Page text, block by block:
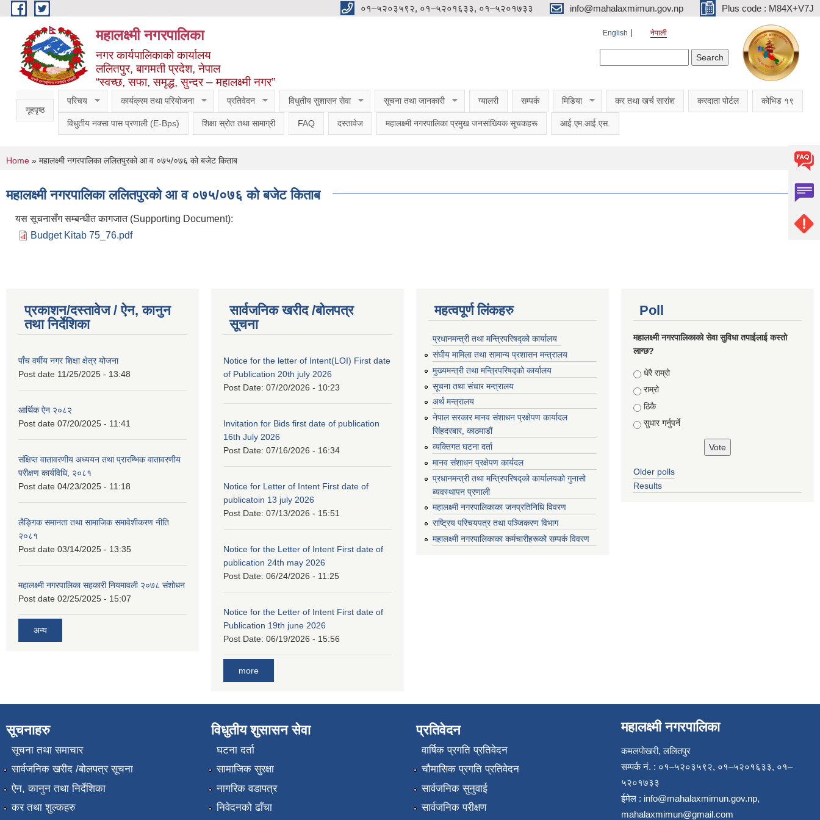
Skip to main content ०१–५२०३५९२, ०१–५२०१६३३, ०१–५२०१७३३ info@mahalaxmimun.gov.np Plus code : M84X+V7J
महालक्ष्मी नगरपालिका
नगर कार्यपालिकाको कार्यालय
ललितपुर, बागमती प्रदेश, नेपाल
“स्वच्छ, सफा, समृद्ध, सुन्दर – महालक्ष्मी नगर”
English नेपाली
गृहपृष्ठ
परिचय कार्यक्रम तथा परियोजना प्रतिवेदन विधुतीय सुशासन सेवा सूचना तथा जानकारी ग्यालरी सम्पर्क मिडिया कर तथा खर्च सारांश करदाता पोर्टल कोभिड १९
विधुतीय नक्सा पास प्रणाली (E-Bps) शिक्षा स्रोत तथा सामाग्री FAQ दस्तावेज महालक्ष्मी नगरपालिका प्रमुख जनसांख्यिक सूचकहरू आई.एम.आई.एस.
You are here
Home » महालक्ष्मी नगरपालिका ललितपुरको आ व ०७५/०७६ को बजेट किताब
महालक्ष्मी नगरपालिका ललितपुरको आ व ०७५/०७६ को बजेट किताब
यस सूचनासँग सम्बन्धीत कागजात (Supporting Document):
Budget Kitab 75_76.pdf
प्रकाशन/दस्तावेज / ऐन, कानुन
तथा निर्देशिका
पाँच वर्षीय नगर शिक्षा क्षेत्र योजना
Post date 11/25/2025 - 13:48
आर्थिक ऐन २०८२
Post date 07/20/2025 - 11:41
संक्षिप्त वातावरणीय अध्ययन तथा प्रारम्भिक वातावरणीय
परीक्षण कार्यविधि, २०८१
Post date 04/23/2025 - 11:18
लैङ्गिक समानता तथा सामाजिक समावेशीकरण नीति
२०८१
Post date 03/14/2025 - 13:35
महालक्ष्मी नगरपालिका सहकारी नियमावली २०७८ संशोधन
Post date 02/25/2025 - 15:07
अन्य
सार्वजनिक खरीद /बोलपत्र
सूचना
Notice for the letter of Intent(LOI) First date
of Publication 20th july 2026
Post Date: 07/20/2026 - 10:23
Invitation for Bids first date of publication
16th July 2026
Post Date: 07/16/2026 - 16:34
Notice for Letter of Intent First date of
publicatoin 13 july 2026
Post Date: 07/13/2026 - 15:51
Notice for the Letter of Intent First date of
publication 24th may 2026
Post Date: 06/24/2026 - 11:25
Notice for the Letter of Intent First date of
Publication 19th june 2026
Post Date: 06/19/2026 - 15:56
more
महत्वपूर्ण लिंकहरु
प्रधानमन्त्री तथा मन्त्रिपरिषद्को कार्यालय
संघीय मामिला तथा सामान्य प्रशासन मन्त्रालय
मुख्यमन्त्री तथा मन्त्रिपरिषद्को कार्यालय
सूचना तथा संचार मन्त्रालय
अर्थ मन्त्रालय
नेपाल सरकार मानव संशाधन प्रक्षेपण कार्यादल
सिंहदरबार, काठमाडौं
व्यक्तिगत घटना दर्ता
मानव संशाधन प्रक्षेपण कार्यदल
प्रधानमन्त्री तथा मन्त्रिपरिषद्को कार्यालयको गुनासो
ब्यवस्थापन प्रणाली
महालक्ष्मी नगरपालिकाका जनप्रतिनिधि विवरण
राष्ट्रिय परिचयपत्र तथा पञ्जिकरण विभाग
महालक्ष्मी नगरपालिकाका कर्मचारीहरूको सम्पर्क विवरण
Poll
महालक्ष्मी नगरपालिकाको सेवा सुविधा तपाईलाई कस्तो
लाग्छ?
Choices
धेरै राम्रो
राम्रो
ठिकै
सुधार गर्नुपर्ने
Older polls
Results
सूचनाहरु
सूचना तथा समाचार
सार्वजनिक खरीद /बोलपत्र सूचना
ऐन, कानुन तथा निर्देशिका
कर तथा शुल्कहरु
विधुतीय शुसासन सेवा
घटना दर्ता
सामाजिक सुरक्षा
नागरिक वडापत्र
निवेदनको ढाँचा
प्रतिवेदन
वार्षिक प्रगति प्रतिवेदन
चौमासिक प्रगति प्रतिवेदन
सार्वजनिक सुनुवाई
सार्वजनिक परीक्षण
महालक्ष्मी नगरपालिका
कमलपोखरी, ललितपुर
सम्पर्क नं. : ०१–५२०३५९२, ०१–५२०१६३३, ०१–
५२०१७३३
ईमेल : info@mahalaxmimun.gov.np,
mahalaxmimun@gmail.com